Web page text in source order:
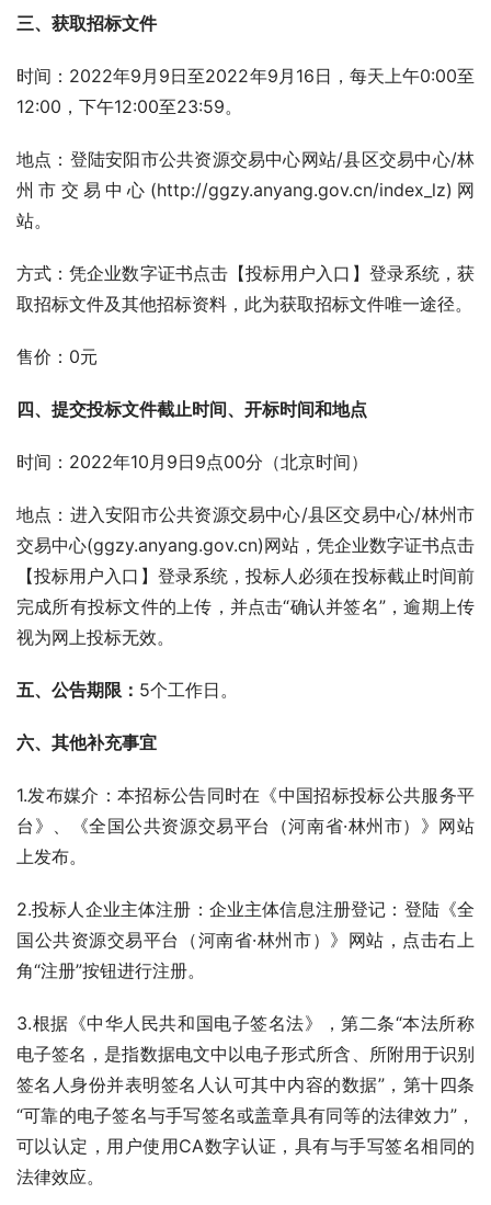
三、获取招标文件
时间：2022年9月9日至2022年9月16日，每天上午0:00至
12:00，下午12:00至23:59。
地点：登陆安阳市公共资源交易中心网站/县区交易中心/林
州市交易中心(http://ggzy.anyang.gov.cn/index_lz)网
站。
方式：凭企业数字证书点击【投标用户入口】登录系统，获
取招标文件及其他招标资料，此为获取招标文件唯一途径。
售价：0元
四、提交投标文件截止时间、开标时间和地点
时间：2022年10月9日9点00分（北京时间）
地点：进入安阳市公共资源交易中心/县区交易中心/林州市
交易中心(ggzy.anyang.gov.cn)网站，凭企业数字证书点击
【投标用户入口】登录系统，投标人必须在投标截止时间前
完成所有投标文件的上传，并点击“确认并签名”，逾期上传
视为网上投标无效。
五、公告期限： 5个工作日。
六、其他补充事宜
1.发布媒介：本招标公告同时在《中国招标投标公共服务平
台》、《全国公共资源交易平台（河南省·林州市）》网站
上发布。
2.投标人企业主体注册：企业主体信息注册登记：登陆《全
国公共资源交易平台（河南省·林州市）》网站，点击右上
角“注册”按钮进行注册。
3.根据《中华人民共和国电子签名法》，第二条“本法所称
电子签名，是指数据电文中以电子形式所含、所附用于识别
签名人身份并表明签名人认可其中内容的数据”，第十四条
“可靠的电子签名与手写签名或盖章具有同等的法律效力”，
可以认定，用户使用CA数字认证，具有与手写签名相同的
法律效应。